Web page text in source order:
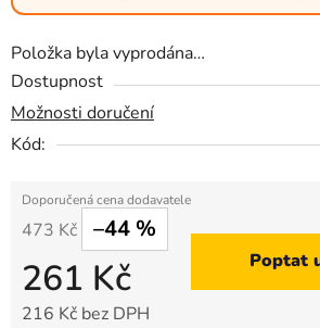
Položka byla vyprodána…
Dostupnost
Možnosti doručení
Kód:
473 Kč –44 %
261 Kč
216 Kč bez DPH
Poptat